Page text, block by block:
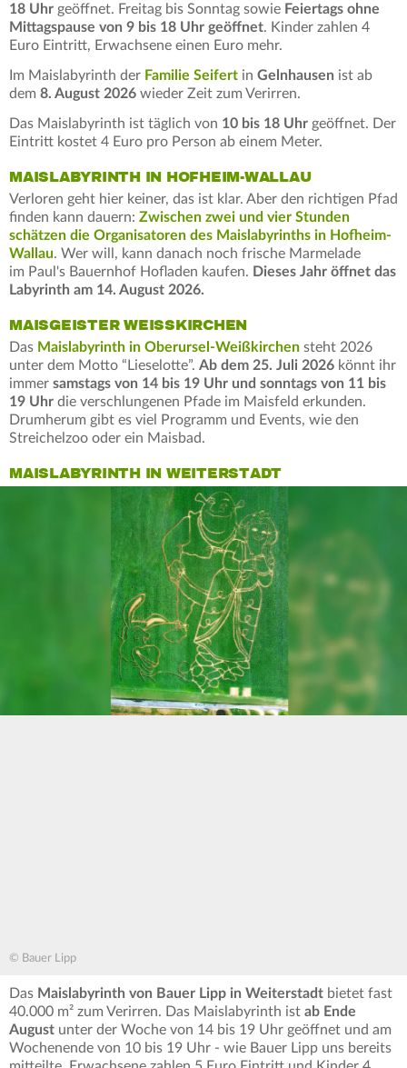
18 Uhr geöffnet. Freitag bis Sonntag sowie Feiertags ohne
Mittagspause von 9 bis 18 Uhr geöffnet. Kinder zahlen 4
Euro Eintritt, Erwachsene einen Euro mehr.
Im Maislabyrinth der Familie Seifert in Gelnhausen ist ab
dem 8. August 2026 wieder Zeit zum Verirren.
Das Maislabyrinth ist täglich von 10 bis 18 Uhr geöffnet. Der
Eintritt kostet 4 Euro pro Person ab einem Meter.
MAISLABYRINTH IN HOFHEIM-WALLAU
Verloren geht hier keiner, das ist klar. Aber den richtigen Pfad
finden kann dauern: Zwischen zwei und vier Stunden
schätzen die Organisatoren des Maislabyrinths in Hofheim-
Wallau. Wer will, kann danach noch frische Marmelade
im Paul's Bauernhof Hofladen kaufen. Dieses Jahr öffnet das
Labyrinth am 14. August 2026.
MAISGEISTER WEISSKIRCHEN
Das Maislabyrinth in Oberursel-Weißkirchen steht 2026
unter dem Motto “Lieselotte”. Ab dem 25. Juli 2026 könnt ihr
immer samstags von 14 bis 19 Uhr und sonntags von 11 bis
19 Uhr die verschlungenen Pfade im Maisfeld erkunden.
Drumherum gibt es viel Programm und Events, wie den
Streichelzoo oder ein Maisbad.
MAISLABYRINTH IN WEITERSTADT
© Bauer Lipp
Das Maislabyrinth von Bauer Lipp in Weiterstadt bietet fast
40.000 m² zum Verirren. Das Maislabyrinth ist ab Ende
August unter der Woche von 14 bis 19 Uhr geöffnet und am
Wochenende von 10 bis 19 Uhr - wie Bauer Lipp uns bereits